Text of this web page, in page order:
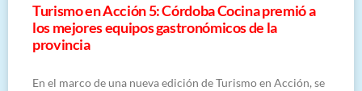
Turismo en Acción 5: Córdoba Cocina premió a
los mejores equipos gastronómicos de la
provincia
En el marco de una nueva edición de Turismo en Acción, se